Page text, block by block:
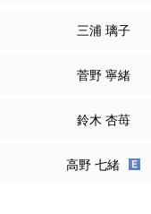
三浦 璃子
菅野 寧緒
鈴木 杏苺
高野 七緒